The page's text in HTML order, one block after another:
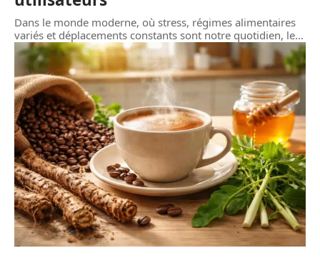
Dans le monde moderne, où stress, régimes alimentaires
variés et déplacements constants sont notre quotidien, le…